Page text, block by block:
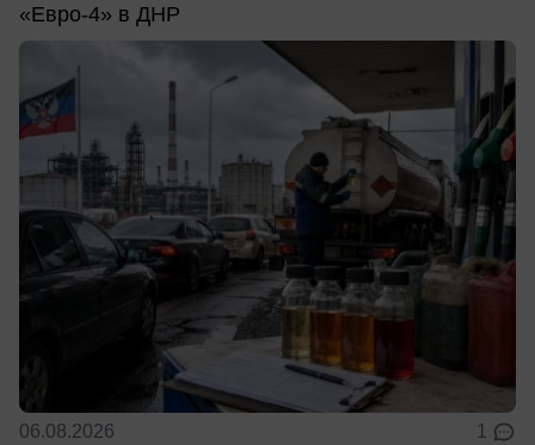
«Евро-4» в ДНР
06.08.2026 1